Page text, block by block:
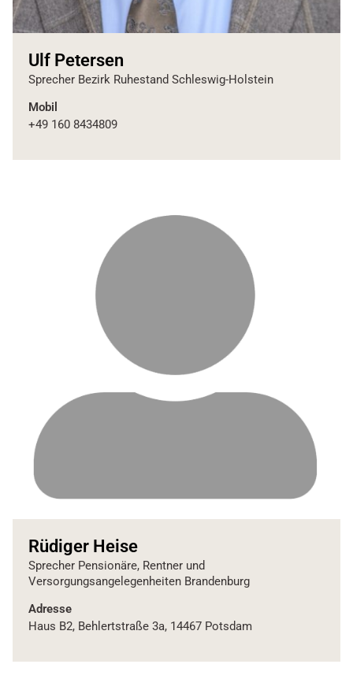
Ulf Petersen
Sprecher Bezirk Ruhestand Schleswig-Holstein
Mobil
+49 160 8434809
Rüdiger Heise
Sprecher Pensionäre, Rentner und
Versorgungsangelegenheiten Brandenburg
Adresse
Haus B2, Behlertstraße 3a, 14467 Potsdam